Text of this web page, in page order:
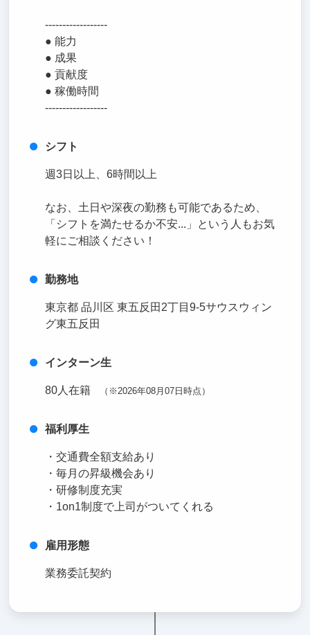
------------------
● 能力
● 成果
● 貢献度
● 稼働時間
------------------
シフト
週3日以上、6時間以上
なお、土日や深夜の勤務も可能であるため、
「シフトを満たせるか不安...」という人もお気
軽にご相談ください！
勤務地
東京都 品川区 東五反田2丁目9-5サウスウィン
グ東五反田
インターン生
80人在籍 （※2026年08月07日時点）
福利厚生
・交通費全額支給あり
・毎月の昇級機会あり
・研修制度充実
・1on1制度で上司がついてくれる
雇用形態
業務委託契約